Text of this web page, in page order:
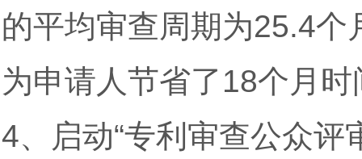
的平均审查周期为25.4
为申请人节省了18个月时
4、启动“专利审查公众评